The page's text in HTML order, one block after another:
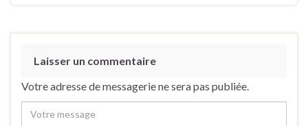
Laisser un commentaire
Votre adresse de messagerie ne sera pas publiée.